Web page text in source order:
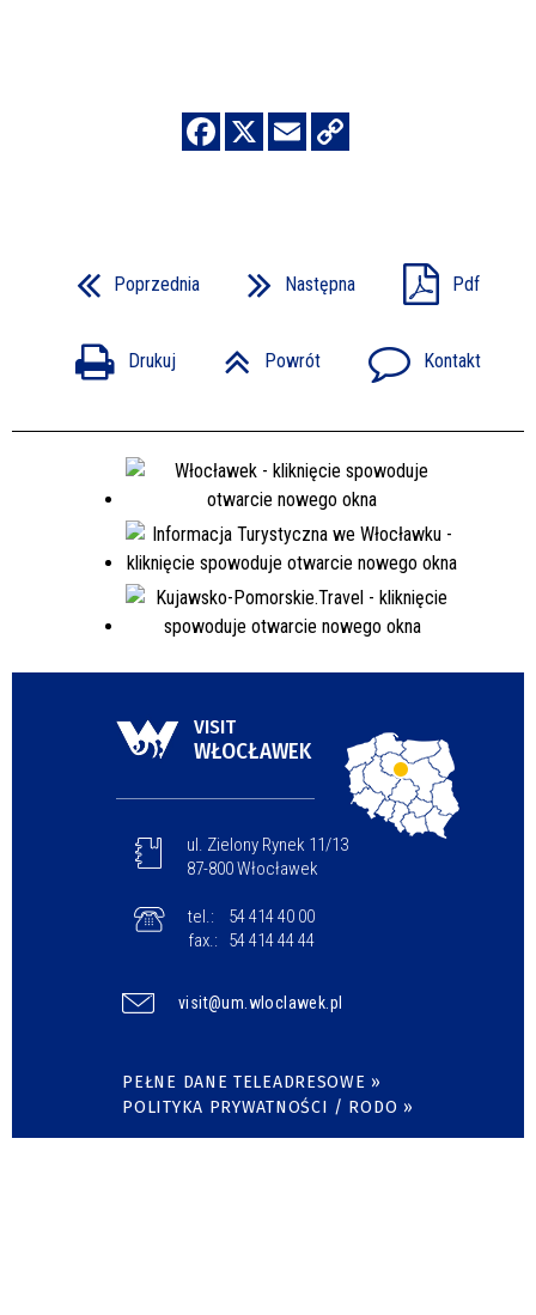
Poprzednia Następna Pdf
Drukuj Powrót Kontakt
VISIT
WŁOCŁAWEK
ul. Zielony Rynek 11/13
87-800 Włocławek
tel.:
54 414 40 00
fax.:
54 414 44 44
visit@um.wloclawek.pl
PEŁNE DANE TELEADRESOWE »
POLITYKA PRYWATNOŚCI / RODO »